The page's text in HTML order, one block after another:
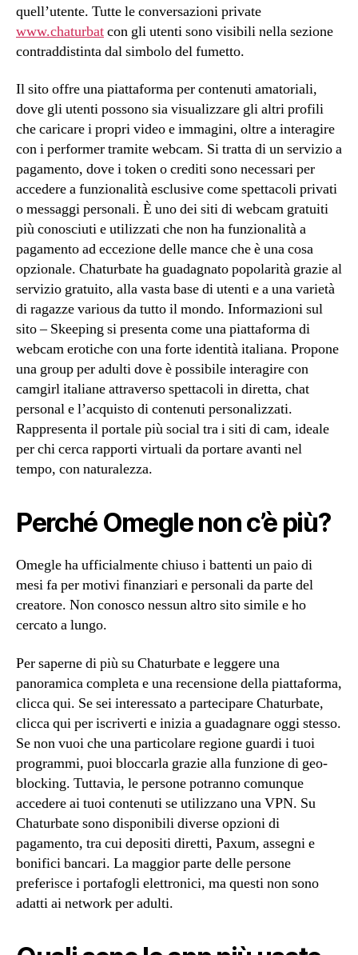
quell’utente. Tutte le conversazioni private
www.chaturbatcon gli utenti sono visibili nella sezione
contraddistinta dal simbolo del fumetto.
Il sito offre una piattaforma per contenuti amatoriali,
dove gli utenti possono sia visualizzare gli altri profili
che caricare i propri video e immagini, oltre a interagire
con i performer tramite webcam. Si tratta di un servizio a
pagamento, dove i token o crediti sono necessari per
accedere a funzionalità esclusive come spettacoli privati
o messaggi personali. È uno dei siti di webcam gratuiti
più conosciuti e utilizzati che non ha funzionalità a
pagamento ad eccezione delle mance che è una cosa
opzionale. Chaturbate ha guadagnato popolarità grazie al
servizio gratuito, alla vasta base di utenti e a una varietà
di ragazze various da tutto il mondo. Informazioni sul
sito – Skeeping si presenta come una piattaforma di
webcam erotiche con una forte identità italiana. Propone
una group per adulti dove è possibile interagire con
camgirl italiane attraverso spettacoli in diretta, chat
personal e l’acquisto di contenuti personalizzati.
Rappresenta il portale più social tra i siti di cam, ideale
per chi cerca rapporti virtuali da portare avanti nel
tempo, con naturalezza.
Perché Omegle non c’è più?
Omegle ha ufficialmente chiuso i battenti un paio di
mesi fa per motivi finanziari e personali da parte del
creatore. Non conosco nessun altro sito simile e ho
cercato a lungo.
Per saperne di più su Chaturbate e leggere una
panoramica completa e una recensione della piattaforma,
clicca qui. Se sei interessato a partecipare Chaturbate,
clicca qui per iscriverti e inizia a guadagnare oggi stesso.
Se non vuoi che una particolare regione guardi i tuoi
programmi, puoi bloccarla grazie alla funzione di geo-
blocking. Tuttavia, le persone potranno comunque
accedere ai tuoi contenuti se utilizzano una VPN. Su
Chaturbate sono disponibili diverse opzioni di
pagamento, tra cui depositi diretti, Paxum, assegni e
bonifici bancari. La maggior parte delle persone
preferisce i portafogli elettronici, ma questi non sono
adatti ai network per adulti.